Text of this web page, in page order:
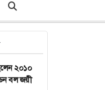
২০১০
বল জয়ী